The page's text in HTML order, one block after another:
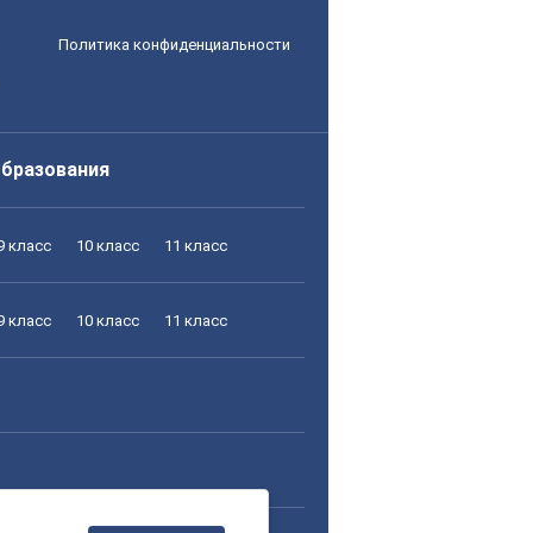
Политика конфиденциальности
класс 10 класс 11 класс
класс 10 класс 11 класс